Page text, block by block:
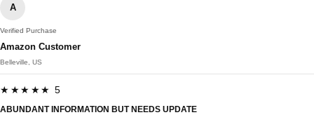
A
Verified Purchase
Amazon Customer
Belleville, US
★★★★★ 5
ABUNDANT INFORMATION BUT NEEDS UPDATE